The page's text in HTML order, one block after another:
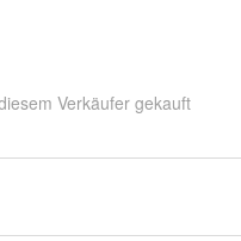
Verkäufer gekauft